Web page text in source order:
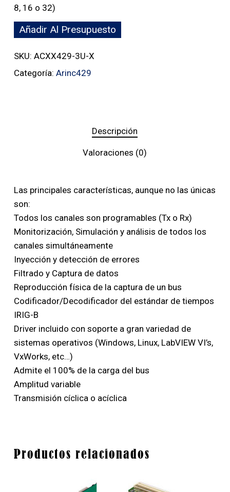
8, 16 o 32)
Añadir Al Presupuesto
SKU: ACXX429-3U-X
Categoría: Arinc429
Descripción
Valoraciones (0)
Las principales características, aunque no las únicas
son:
Todos los canales son programables (Tx o Rx)
Monitorización, Simulación y análisis de todos los
canales simultáneamente
Inyección y detección de errores
Filtrado y Captura de datos
Reproducción física de la captura de un bus
Codificador/Decodificador del estándar de tiempos
IRIG-B
Driver incluido con soporte a gran variedad de
sistemas operativos (Windows, Linux, LabVIEW VI’s,
VxWorks, etc…)
Admite el 100% de la carga del bus
Amplitud variable
Transmisión cíclica o acíclica
Productos relacionados